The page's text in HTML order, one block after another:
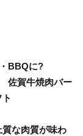
BBQに?
佐賀牛焼肉バー
な肉質が味わ